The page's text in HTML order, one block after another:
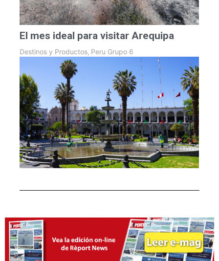
El mes ideal para visitar Arequipa
Destinos y Productos, Peru Grupo 6